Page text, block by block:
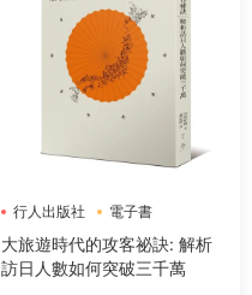
行人出版社 電子書
大旅遊時代的攻客祕訣: 解析
訪日人數如何突破三千萬